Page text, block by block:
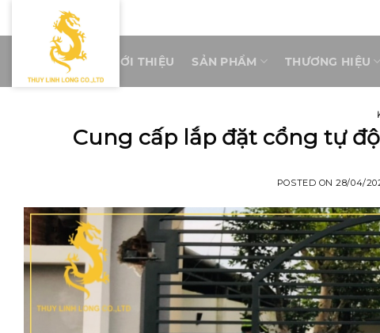
content
TRANG CHỦ GIỚI THIỆU SẢN PHẨM THƯƠNG HIỆU
Cung cấp lắp đặt cổng tự
POSTED ON28/04/